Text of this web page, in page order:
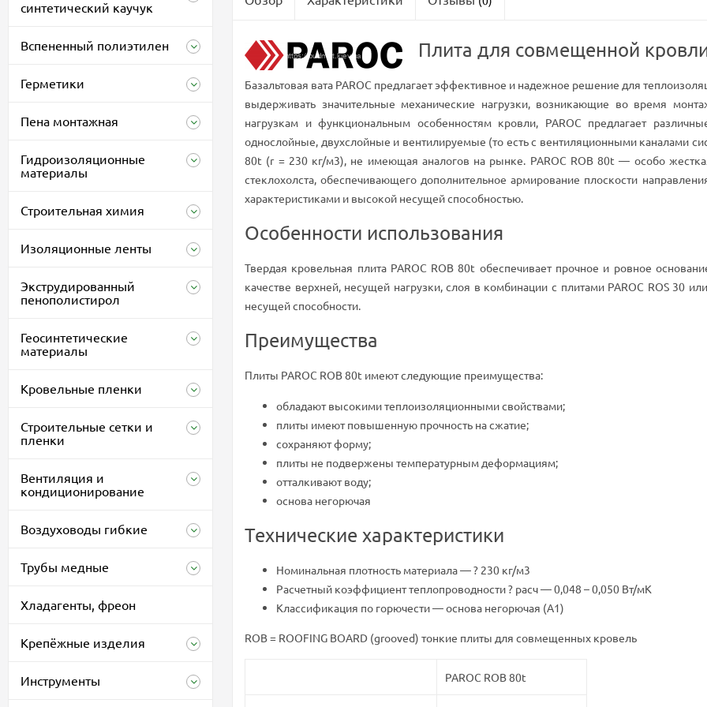
синтетический каучук
Вспененный полиэтилен
Герметики
Пена монтажная
Гидроизоляционные
материалы
Строительная химия
Изоляционные ленты
Экструдированный
пенополистирол
Геосинтетические
материалы
Кровельные пленки
Строительные сетки и
пленки
Вентиляция и
кондиционирование
Воздуховоды гибкие
Трубы медные
Хладагенты, фреон
Крепёжные изделия
Инструменты
Плита для совмещенной
Базальтовая вата PAROC предлагает эффективное и надежное решение для
выдерживать значительные механические нагрузки, возникающие во время
нагрузкам и функциональным особенностям кровли, PAROC предлагает
однослойные, двухслойные и вентилируемые (то есть с вентиляционными каналами
80t (r = 230 кг/м3), не имеющая аналогов на рынке. PAROC ROB 80t — особо
стеклохолста, обеспечивающего дополнительное армирование плоскости
характеристиками и высокой несущей способностью.
Особенности использования
Твердая кровельная плита PAROC ROB 80t обеспечивает прочное и ровное
качестве верхней, несущей нагрузки, слоя в комбинации с плитами PAROC ROS 30
несущей способности.
Преимущества
Плиты PAROC ROB 80t имеют следующие преимущества:
обладают высокими теплоизоляционными свойствами;
плиты имеют повышенную прочность на сжатие;
сохраняют форму;
плиты не подвержены температурным деформациям;
отталкивают воду;
основа негорючая
Технические характеристики
Номинальная плотность материала — ? 230 кг/м3
Расчетный коэффициент теплопроводности ? расч — 0,048 – 0,050 Вт/мК
Классификация по горючести — основа негорючая (А1)
ROB = ROOFING BOARD (grooved) тонкие плиты для совмещенных кровель
PAROC ROB 80t